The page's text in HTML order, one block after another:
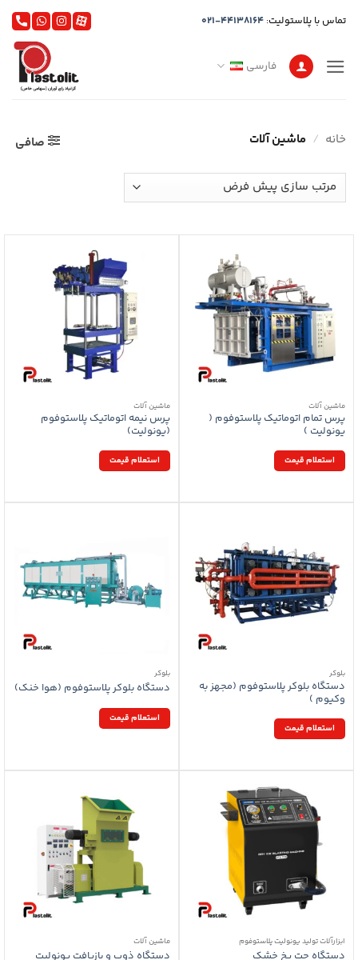
تماس با پلاستولیت: 021-44138164
فارسی
خانه / ماشین آلات صافی
ماشین آلات
پرس تمام اتوماتیک پلاستوفوم (
یونولیت )
استعلام قیمت
ماشین آلات
پرس نیمه اتوماتیک پلاستوفوم
(یونولیت)
استعلام قیمت
بلوکر
دستگاه بلوکر پلاستوفوم (مجهز به
وکیوم )
استعلام قیمت
بلوکر
دستگاه بلوکر پلاستوفوم (هوا خنک)
استعلام قیمت
ابزارآلات تولید یونولیت پلاستوفوم
دستگاه جت یخ خشک
ماشین آلات
دستگاه ذوب و بازیافت یونولیت